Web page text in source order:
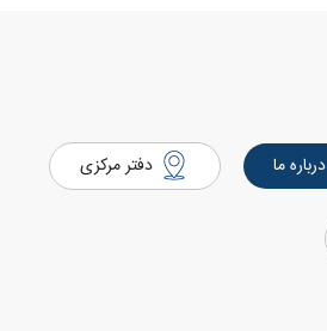
درباره ما دفتر مرکزی